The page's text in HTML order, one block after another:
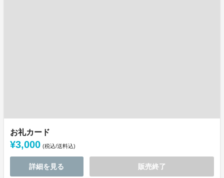
お礼カード
¥3,000 (税込/送料込)
詳細を見る 販売終了